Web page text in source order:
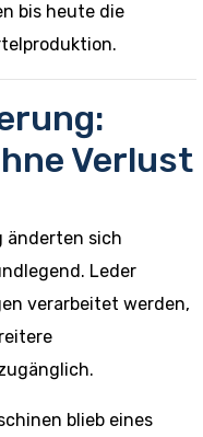
bis heute die
Verlust
änderten sich
Leder
verarbeitet werden,
blieb eines